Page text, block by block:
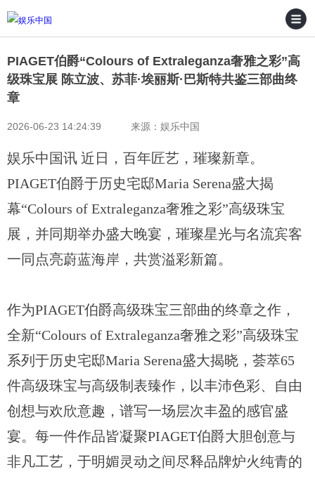
PIAGET伯爵“Colours of Extraleganza奢雅之彩”高
级珠宝展 陈立波、苏菲·埃丽斯·巴斯特共鉴三部曲终
章
2026-06-23 14:24:39 来源：娱乐中国
娱乐中国讯 近日，百年匠艺，璀璨新章。
PIAGET伯爵于历史宅邸Maria Serena盛大揭
幕“Colours of Extraleganza奢雅之彩”高级珠宝
展，并同期举办盛大晚宴，璀璨星光与名流宾客
一同点亮蔚蓝海岸，共赏溢彩新篇。
作为PIAGET伯爵高级珠宝三部曲的终章之作，
全新“Colours of Extraleganza奢雅之彩”高级珠宝
系列于历史宅邸Maria Serena盛大揭晓，荟萃65
件高级珠宝与高级制表臻作，以丰沛色彩、自由
创想与欢欣意趣，谱写一场层次丰盈的感官盛
宴。每一件作品皆凝聚PIAGET伯爵大胆创意与
非凡工艺，于明媚灵动之间尽释品牌炉火纯青的